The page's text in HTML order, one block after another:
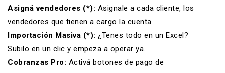
Asigná vendedores (*): Asignale a cada cliente, los
vendedores que tienen a cargo la cuenta
Importación Masiva (*): ¿Tenes todo en un Excel?
Subilo en un clic y empeza a operar ya.
Cobranzas Pro: Activá botones de pago de